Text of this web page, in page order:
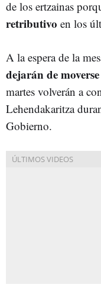
de los ertzainas
retributivo en los
A la espera de la
dejarán de moverse
martes volverán a
Lehendakaritza
Gobierno.